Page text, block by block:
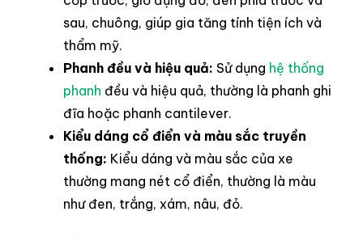
sau, chuông, giúp gia tăng tính tiện ích và
thẩm mỹ.
Phanh đều và hiệu quả: Sử dụng hệ thống
phanh đều và hiệu quả, thường là phanh ghi
đĩa hoặc phanh cantilever.
Kiểu dáng cổ điển và màu sắc truyền
thống: Kiểu dáng và màu sắc của xe
thường mang nét cổ điển, thường là màu
như đen, trắng, xám, nâu, đỏ.